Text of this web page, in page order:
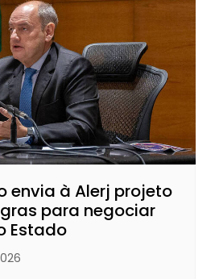
envia à Alerj projeto
para negociar
Estado